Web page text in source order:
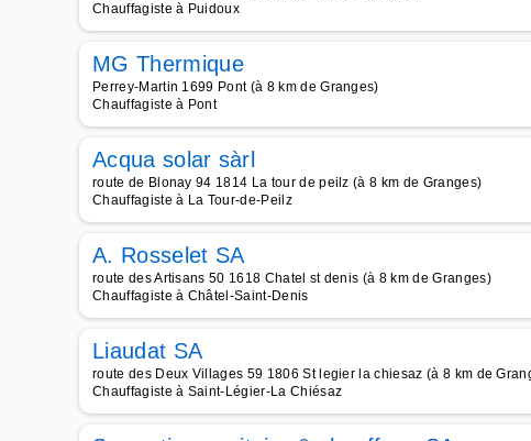
Chauffagiste à Puidoux
MG Thermique
Perrey-Martin 1699 Pont (à 8 km de Granges)
Chauffagiste à Pont
Acqua solar sàrl
route de Blonay 94 1814 La tour de peilz (à 8 km de Granges)
Chauffagiste à La Tour-de-Peilz
A. Rosselet SA
route des Artisans 50 1618 Chatel st denis (à 8 km de Granges)
Chauffagiste à Châtel-Saint-Denis
Liaudat SA
route des Deux Villages 59 1806 St legier la chiesaz (à 8 km de
Chauffagiste à Saint-Légier-La Chiésaz